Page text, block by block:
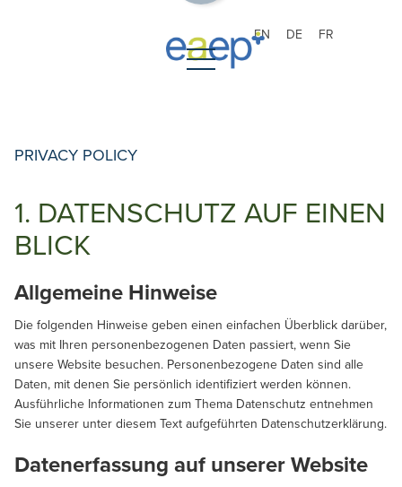
EN DE FR
PRIVACY POLICY
1. DATENSCHUTZ AUF EINEN
BLICK
Allgemeine Hinweise
Die folgenden Hinweise geben einen einfachen Überblick darüber,
was mit Ihren personenbezogenen Daten passiert, wenn Sie
unsere Website besuchen. Personenbezogene Daten sind alle
Daten, mit denen Sie persönlich identifiziert werden können.
Ausführliche Informationen zum Thema Datenschutz entnehmen
Sie unserer unter diesem Text aufgeführten Datenschutzerklärung.
Datenerfassung auf unserer Website